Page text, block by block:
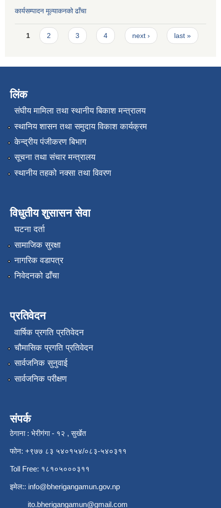
कार्यसम्पादन मूल्या‌कनको ढाँचा
Pages
1 2 3 4 next › last »
लिंक
संघीय मामिला तथा स्थानीय बिकाश मन्त्रालय
स्थानिय शासन तथा समुदाय विकाश कार्यक्रम
केन्द्रीय पंजीकरण बिभाग
सूचना तथा संचार मन्त्रालय
स्थानीय तहको नक्सा तथा विवरण
विधुतीय शुसासन सेवा
घटना दर्ता
सामाजिक सुरक्षा
नागरिक वडापत्र
निवेदनको ढाँचा
प्रतिवेदन
वार्षिक प्रगति प्रतिवेदन
चौमासिक प्रगति प्रतिवेदन
सार्वजनिक सुनुवाई
सार्वजनिक परीक्षण
संपर्क
ठेगाना : भेरीगंगा - १२ , सुर्खेत
फोन: +९७७ ८३ ५४०१५४/०८३-५४०३११
Toll Free: १८१०५०००३११
इमेल:: info@bherigangamun.gov.np
ito.bherigangamun@gmail.com